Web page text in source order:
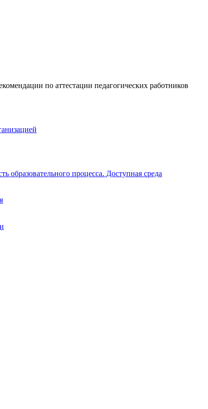
по аттестации педагогических работников
образовательного процесса. Доступная среда